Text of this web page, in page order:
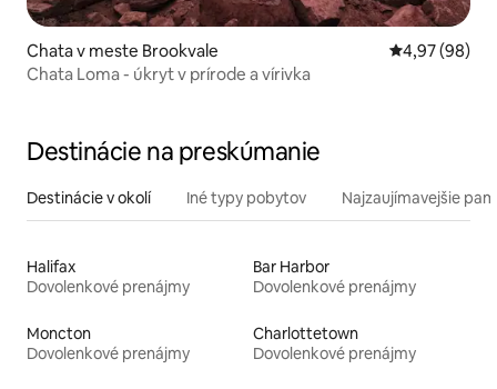
Chata v meste Brookvale Priemerné
4,97 (98)
Chata Loma - úkryt v prírode a vírivka
Destinácie na preskúmanie
Destinácie v okolí Iné typy pobytov Najzaujímavejšie
Halifax
Dovolenkové prenájmy
Bar Harbor
Dovolenkové prenájmy
Moncton
Dovolenkové prenájmy
Charlottetown
Dovolenkové prenájmy